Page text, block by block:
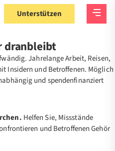
Unterstützen
dranbleibt
Jahrelange Arbeit, Reisen,
Insidern und Betroffenen. Möglich
und spendenfinanziert
Helfen Sie, Missstände
und Betroffenen Gehör